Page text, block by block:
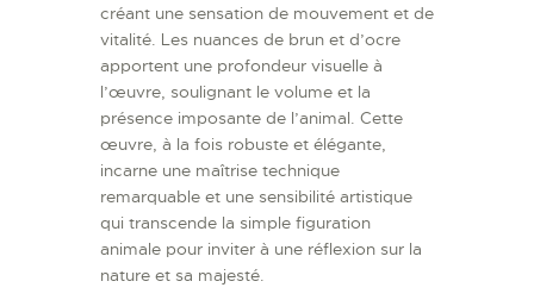
créant une sensation de mouvement et de
vitalité. Les nuances de brun et d’ocre
apportent une profondeur visuelle à
l’œuvre, soulignant le volume et la
présence imposante de l’animal. Cette
œuvre, à la fois robuste et élégante,
incarne une maîtrise technique
remarquable et une sensibilité artistique
qui transcende la simple figuration
animale pour inviter à une réflexion sur la
nature et sa majesté.